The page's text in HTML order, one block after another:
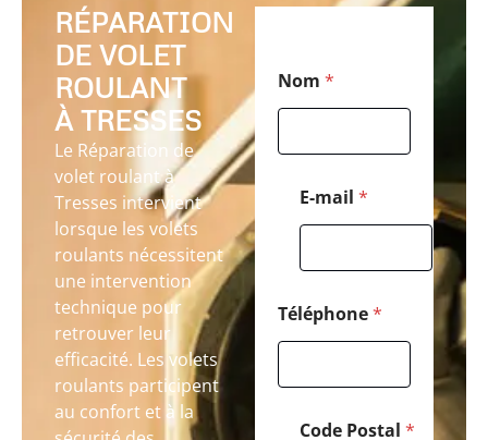
RÉPARATION
DE VOLET
ROULANT
À TRESSES
Le Réparation de
volet roulant à
Tresses intervient
lorsque les volets
roulants nécessitent
une intervention
technique pour
retrouver leur
efficacité. Les volets
roulants participent
au confort et à la
*
C
d
Nom *
E-mail *
Téléphone*
Code Postal *